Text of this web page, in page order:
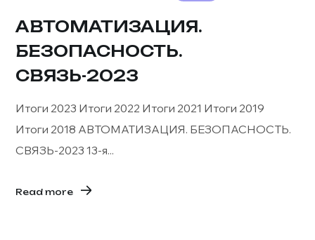
АВТОМАТИЗАЦИЯ.
БЕЗОПАСНОСТЬ.
СВЯЗЬ-2023
Итоги 2023 Итоги 2022 Итоги 2021 Итоги 2019
Итоги 2018 АВТОМАТИЗАЦИЯ. БЕЗОПАСНОСТЬ.
СВЯЗЬ-2023 13-я...
Read more